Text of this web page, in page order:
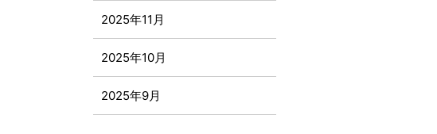
2025年11月
2025年10月
2025年9月